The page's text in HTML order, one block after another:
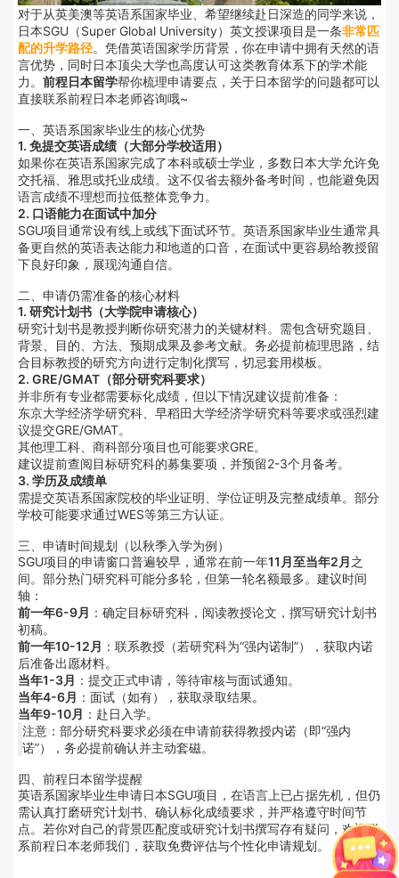
对于从英美澳等英语系国家毕业、希望继续赴日深造的同学来说，
日本SGU（Super Global University）英文授课项目是一条非常匹
配的升学路径。凭借英语国家学历背景，你在申请中拥有天然的语
言优势，同时日本顶尖大学也高度认可这类教育体系下的学术能
力。 前程日本留学帮你梳理申请要点，关于日本留学的问题都可以
直接联系前程日本老师咨询哦~
一、英语系国家毕业生的核心优势
1. 免提交英语成绩（大部分学校适用）
如果你在英语系国家完成了本科或硕士学业，多数日本大学允许免
交托福、雅思或托业成绩。这不仅省去额外备考时间，也能避免因
语言成绩不理想而拉低整体竞争力。
2. 口语能力在面试中加分
SGU项目通常设有线上或线下面试环节。英语系国家毕业生通常具
备更自然的英语表达能力和地道的口音，在面试中更容易给教授留
下良好印象，展现沟通自信。
二、申请仍需准备的核心材料
1. 研究计划书（大学院申请核心）
研究计划书是教授判断你研究潜力的关键材料。需包含研究题目、
背景、目的、方法、预期成果及参考文献。务必提前梳理思路，结
合目标教授的研究方向进行定制化撰写，切忌套用模板。
2. GRE/GMAT（部分研究科要求）
并非所有专业都需要标化成绩，但以下情况建议提前准备：
东京大学经济学研究科、早稻田大学经济学研究科等要求或强烈建
议提交GRE/GMAT。
其他理工科、商科部分项目也可能要求GRE。
建议提前查阅目标研究科的募集要项，并预留2-3个月备考。
3. 学历及成绩单
需提交英语系国家院校的毕业证明、学位证明及完整成绩单。部分
学校可能要求通过WES等第三方认证。
三、申请时间规划（以秋季入学为例）
SGU项目的申请窗口普遍较早，通常在前一年11月至当年2月之
间。部分热门研究科可能分多轮，但第一轮名额最多。建议时间
轴：
前一年6-9月 ：确定目标研究科，阅读教授论文，撰写研究计划书
初稿。
前一年10-12月 ：联系教授（若研究科为“强内诺制”），获取内诺
后准备出愿材料。
当年1-3月 ：提交正式申请，等待审核与面试通知。
当年4-6月 ：面试（如有），获取录取结果。
当年9-10月 ：赴日入学。
注意：部分研究科要求必须在申请前获得教授内诺（即“强内
诺”），务必提前确认并主动套磁。
四、前程日本留学提醒
英语系国家毕业生申请日本SGU项目，在语言上已占据先机，但仍
需认真打磨研究计划书、确认标化成绩要求，并严格遵守时间节
点。若你对自己的背景匹配度或研究计划书撰写存有疑问，欢迎联
系前程日本老师我们，获取免费评估与个性化申请规划。